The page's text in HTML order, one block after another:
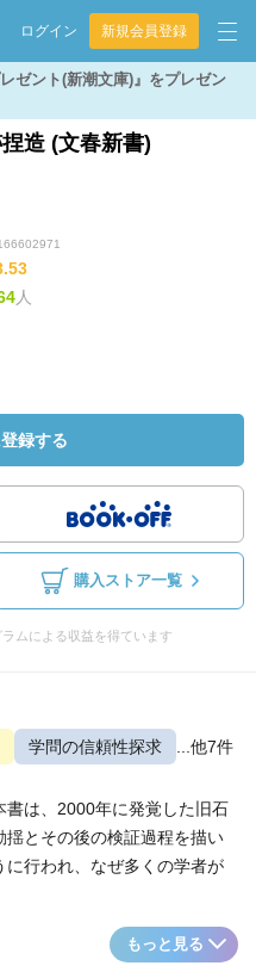
ログイン 新規会員登録
ゼント(新潮文庫)』をプレゼン
捏造 (文春新書)
人
録する
購入ストア一覧
ムによる収益を得ています
学問の信頼性探求 ...他7件
は、2000年に発覚した旧石
とその後の検証過程を描い
行われ、なぜ多くの学者が
もっと見る